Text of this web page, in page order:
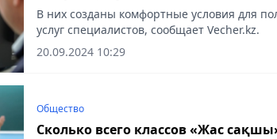
В них созданы комфортные условия для
услуг специалистов, сообщает Veсher.kz.
20.09.2024 10:29
Общество
Сколько всего классов «Жас